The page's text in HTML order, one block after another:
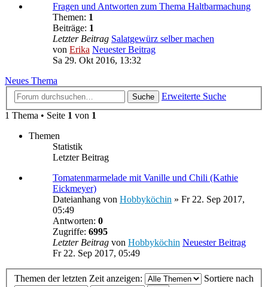
Fragen und Antworten zum Thema Haltbarmachung
Themen: 1
Beiträge: 1
Letzter Beitrag Salatgewürz selber machen
von Erika Neuester Beitrag
Sa 29. Okt 2016, 13:32
Neues Thema
Suche
Erweiterte Suche
1 Thema • Seite 1 von 1
Themen
Statistik
Letzter Beitrag
Tomatenmarmelade mit Vanille und Chili (Kathie
Eickmeyer)
Dateianhang von Hobbyköchin » Fr 22. Sep 2017,
05:49
Antworten: 0
Zugriffe: 6995
Letzter Beitrag von Hobbyköchin Neuester Beitrag
Fr 22. Sep 2017, 05:49
Themen der letzten Zeit anzeigen: Sortiere nach